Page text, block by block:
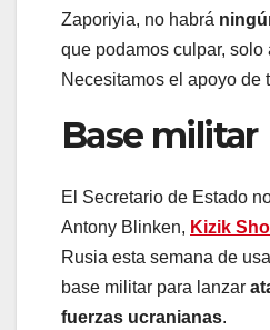
Zaporiyia, no habrá
que podamos culpar, solo
Necesitamos el apoyo de
Base militar
El Secretario de Estado
Antony Blinken, Kizik
Rusia esta semana de
base militar para lanzar
fuerzas ucranianas.